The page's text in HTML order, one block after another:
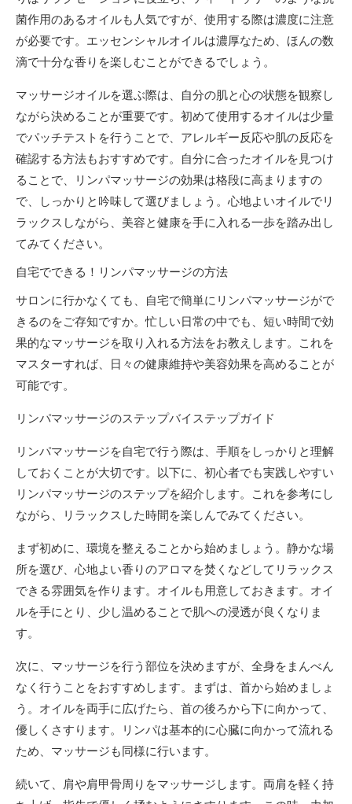
菌作用のあるオイルも人気ですが、使用する際は濃度に注意
が必要です。エッセンシャルオイルは濃厚なため、ほんの数
滴で十分な香りを楽しむことができるでしょう。
マッサージオイルを選ぶ際は、自分の肌と心の状態を観察し
ながら決めることが重要です。初めて使用するオイルは少量
でパッチテストを行うことで、アレルギー反応や肌の反応を
確認する方法もおすすめです。自分に合ったオイルを見つけ
ることで、リンパマッサージの効果は格段に高まりますの
で、しっかりと吟味して選びましょう。心地よいオイルでリ
ラックスしながら、美容と健康を手に入れる一歩を踏み出し
てみてください。
自宅でできる！リンパマッサージの方法
サロンに行かなくても、自宅で簡単にリンパマッサージがで
きるのをご存知ですか。忙しい日常の中でも、短い時間で効
果的なマッサージを取り入れる方法をお教えします。これを
マスターすれば、日々の健康維持や美容効果を高めることが
可能です。
リンパマッサージのステップバイステップガイド
リンパマッサージを自宅で行う際は、手順をしっかりと理解
しておくことが大切です。以下に、初心者でも実践しやすい
リンパマッサージのステップを紹介します。これを参考にし
ながら、リラックスした時間を楽しんでみてください。
まず初めに、環境を整えることから始めましょう。静かな場
所を選び、心地よい香りのアロマを焚くなどしてリラックス
できる雰囲気を作ります。オイルも用意しておきます。オイ
ルを手にとり、少し温めることで肌への浸透が良くなりま
す。
次に、マッサージを行う部位を決めますが、全身をまんべん
なく行うことをおすすめします。まずは、首から始めましょ
う。オイルを両手に広げたら、首の後ろから下に向かって、
優しくさすります。リンパは基本的に心臓に向かって流れる
ため、マッサージも同様に行います。
続いて、肩や肩甲骨周りをマッサージします。両肩を軽く持